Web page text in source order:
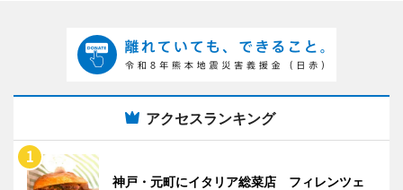
アクセスランキング
神戸・元町にイタリア総菜店 フィレンツェ